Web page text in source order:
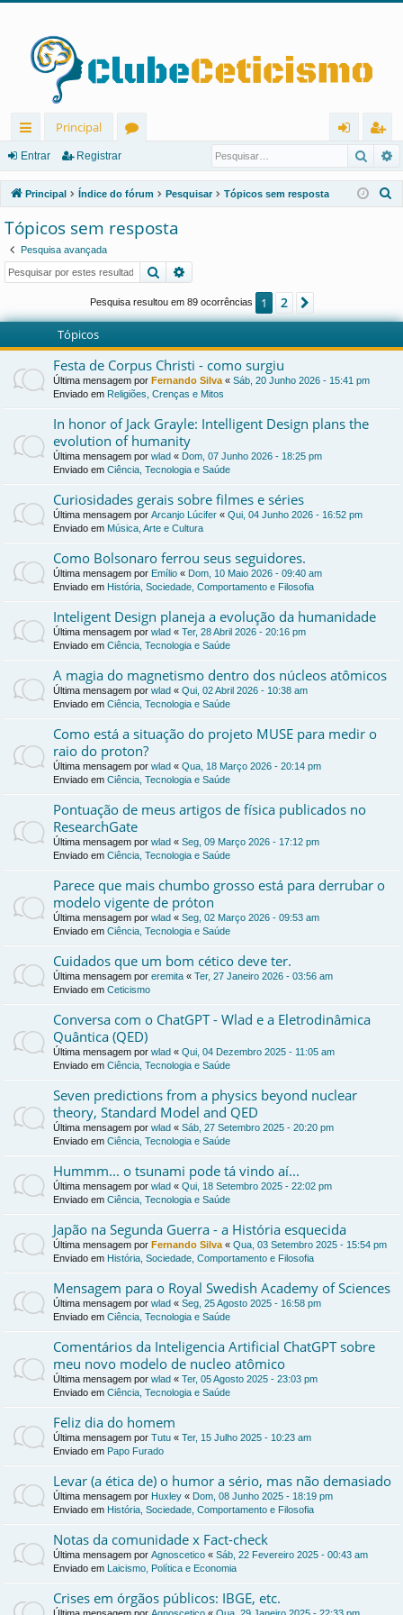
in
ks
rá
pi
d
Principal
u
ns
ra
r
eg
ist
ra
Entrar Registrar
Principal Índice do fórum Pesquisar Tópicos sem resposta
r
Tópicos sem resposta
Pesquisa avançada
Pesquisar
Pesquisa resultou em 89 ocorrências 1 2
Tópicos
Festa de Corpus Christi - como surgiu
Última mensagem por Fernando Silva « Sáb, 20 Junho 2026 - 15:41 pm
Enviado em Religiões, Crenças e Mitos
In honor of Jack Grayle: Intelligent Design plans the
evolution of humanity
Última mensagem por wlad « Dom, 07 Junho 2026 - 18:25 pm
Enviado em Ciência, Tecnologia e Saúde
Curiosidades gerais sobre filmes e séries
Última mensagem por Arcanjo Lúcifer « Qui, 04 Junho 2026 - 16:52 pm
Enviado em Música, Arte e Cultura
Como Bolsonaro ferrou seus seguidores.
Última mensagem por Emílio « Dom, 10 Maio 2026 - 09:40 am
Enviado em História, Sociedade, Comportamento e Filosofia
Inteligent Design planeja a evolução da humanidade
Última mensagem por wlad « Ter, 28 Abril 2026 - 20:16 pm
Enviado em Ciência, Tecnologia e Saúde
A magia do magnetismo dentro dos núcleos atômicos
Última mensagem por wlad « Qui, 02 Abril 2026 - 10:38 am
Enviado em Ciência, Tecnologia e Saúde
Como está a situação do projeto MUSE para medir o
raio do proton?
Última mensagem por wlad « Qua, 18 Março 2026 - 20:14 pm
Enviado em Ciência, Tecnologia e Saúde
Pontuação de meus artigos de física publicados no
ResearchGate
Última mensagem por wlad « Seg, 09 Março 2026 - 17:12 pm
Enviado em Ciência, Tecnologia e Saúde
Parece que mais chumbo grosso está para derrubar o
modelo vigente de próton
Última mensagem por wlad « Seg, 02 Março 2026 - 09:53 am
Enviado em Ciência, Tecnologia e Saúde
Cuidados que um bom cético deve ter.
Última mensagem por eremita « Ter, 27 Janeiro 2026 - 03:56 am
Enviado em Ceticismo
Conversa com o ChatGPT - Wlad e a Eletrodinâmica
Quântica (QED)
Última mensagem por wlad « Qui, 04 Dezembro 2025 - 11:05 am
Enviado em Ciência, Tecnologia e Saúde
Seven predictions from a physics beyond nuclear
theory, Standard Model and QED
Última mensagem por wlad « Sáb, 27 Setembro 2025 - 20:20 pm
Enviado em Ciência, Tecnologia e Saúde
Hummm... o tsunami pode tá vindo aí...
Última mensagem por wlad « Qui, 18 Setembro 2025 - 22:02 pm
Enviado em Ciência, Tecnologia e Saúde
Japão na Segunda Guerra - a História esquecida
Última mensagem por Fernando Silva « Qua, 03 Setembro 2025 - 15:54 pm
Enviado em História, Sociedade, Comportamento e Filosofia
Mensagem para o Royal Swedish Academy of Sciences
Última mensagem por wlad « Seg, 25 Agosto 2025 - 16:58 pm
Enviado em Ciência, Tecnologia e Saúde
Comentários da Inteligencia Artificial ChatGPT sobre
meu novo modelo de nucleo atômico
Última mensagem por wlad « Ter, 05 Agosto 2025 - 23:03 pm
Enviado em Ciência, Tecnologia e Saúde
Feliz dia do homem
Última mensagem por Tutu « Ter, 15 Julho 2025 - 10:23 am
Enviado em Papo Furado
Levar (a ética de) o humor a sério, mas não demasiado
Última mensagem por Huxley « Dom, 08 Junho 2025 - 18:19 pm
Enviado em História, Sociedade, Comportamento e Filosofia
Notas da comunidade x Fact-check
Última mensagem por Agnoscetico « Sáb, 22 Fevereiro 2025 - 00:43 am
Enviado em Laicismo, Política e Economia
Crises em órgãos públicos: IBGE, etc.